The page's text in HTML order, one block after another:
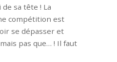
sa tête ! La
compétition est
se dépasser et
pas que… ! Il faut